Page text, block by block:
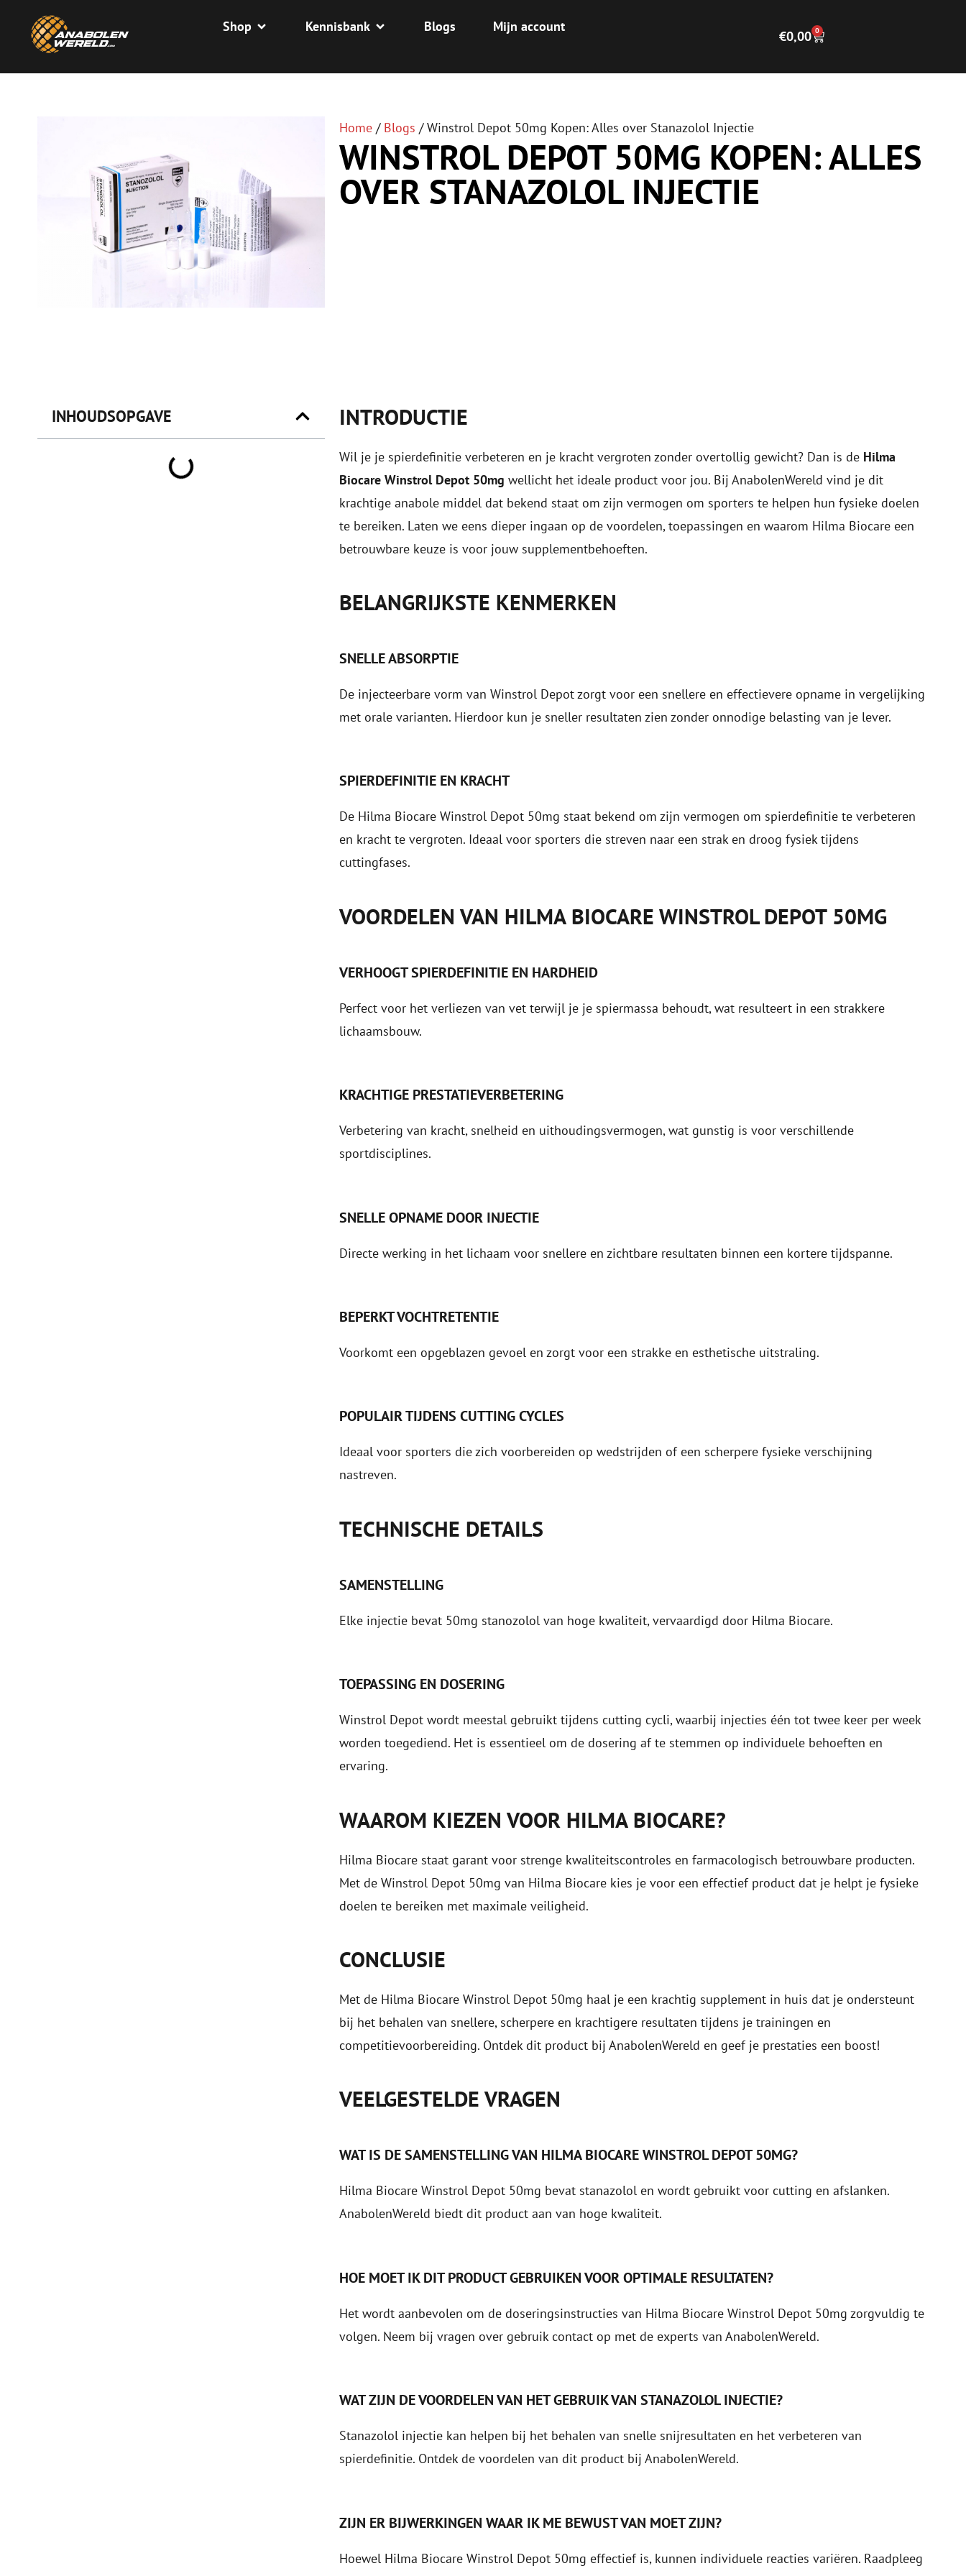
Shop Kennisbank Blogs Mijn account
€0,00 0
Home/ Blogs /Winstrol Depot 50mg Kopen: Alles over Stanazolol Injectie
WINSTROL DEPOT 50MG KOPEN: ALLES
OVER STANAZOLOL INJECTIE
INHOUDSOPGAVE INTRODUCTIE
Wil je je spierdefinitie verbeteren en je kracht vergroten zonder overtollig gewicht? Dan is de Hilma
Biocare Winstrol Depot 50mg wellicht het ideale product voor jou. Bij AnabolenWereld vind je dit
krachtige anabole middel dat bekend staat om zijn vermogen om sporters te helpen hun fysieke doelen
te bereiken. Laten we eens dieper ingaan op de voordelen, toepassingen en waarom Hilma Biocare een
betrouwbare keuze is voor jouw supplementbehoeften.
BELANGRIJKSTE KENMERKEN
SNELLE ABSORPTIE
De injecteerbare vorm van Winstrol Depot zorgt voor een snellere en effectievere opname in vergelijking
met orale varianten. Hierdoor kun je sneller resultaten zien zonder onnodige belasting van je lever.
SPIERDEFINITIE EN KRACHT
De Hilma Biocare Winstrol Depot 50mg staat bekend om zijn vermogen om spierdefinitie te verbeteren
en kracht te vergroten. Ideaal voor sporters die streven naar een strak en droog fysiek tijdens
cuttingfases.
VOORDELEN VAN HILMA BIOCARE WINSTROL DEPOT 50MG
VERHOOGT SPIERDEFINITIE EN HARDHEID
Perfect voor het verliezen van vet terwijl je je spiermassa behoudt, wat resulteert in een strakkere
lichaamsbouw.
KRACHTIGE PRESTATIEVERBETERING
Verbetering van kracht, snelheid en uithoudingsvermogen, wat gunstig is voor verschillende
sportdisciplines.
SNELLE OPNAME DOOR INJECTIE
Directe werking in het lichaam voor snellere en zichtbare resultaten binnen een kortere tijdspanne.
BEPERKT VOCHTRETENTIE
Voorkomt een opgeblazen gevoel en zorgt voor een strakke en esthetische uitstraling.
POPULAIR TIJDENS CUTTING CYCLES
Ideaal voor sporters die zich voorbereiden op wedstrijden of een scherpere fysieke verschijning
nastreven.
TECHNISCHE DETAILS
SAMENSTELLING
Elke injectie bevat 50mg stanozolol van hoge kwaliteit, vervaardigd door Hilma Biocare.
TOEPASSING EN DOSERING
Winstrol Depot wordt meestal gebruikt tijdens cutting cycli, waarbij injecties één tot twee keer per week
worden toegediend. Het is essentieel om de dosering af te stemmen op individuele behoeften en
ervaring.
WAAROM KIEZEN VOOR HILMA BIOCARE?
Hilma Biocare staat garant voor strenge kwaliteitscontroles en farmacologisch betrouwbare producten.
Met de Winstrol Depot 50mg van Hilma Biocare kies je voor een effectief product dat je helpt je fysieke
doelen te bereiken met maximale veiligheid.
CONCLUSIE
Met de Hilma Biocare Winstrol Depot 50mg haal je een krachtig supplement in huis dat je ondersteunt
bij het behalen van snellere, scherpere en krachtigere resultaten tijdens je trainingen en
competitievoorbereiding. Ontdek dit product bij AnabolenWereld en geef je prestaties een boost!
VEELGESTELDE VRAGEN
WAT IS DE SAMENSTELLING VAN HILMA BIOCARE WINSTROL DEPOT 50MG?
Hilma Biocare Winstrol Depot 50mg bevat stanazolol en wordt gebruikt voor cutting en afslanken.
AnabolenWereld biedt dit product aan van hoge kwaliteit.
HOE MOET IK DIT PRODUCT GEBRUIKEN VOOR OPTIMALE RESULTATEN?
Het wordt aanbevolen om de doseringsinstructies van Hilma Biocare Winstrol Depot 50mg zorgvuldig te
volgen. Neem bij vragen over gebruik contact op met de experts van AnabolenWereld.
WAT ZIJN DE VOORDELEN VAN HET GEBRUIK VAN STANAZOLOL INJECTIE?
Stanazolol injectie kan helpen bij het behalen van snelle snijresultaten en het verbeteren van
spierdefinitie. Ontdek de voordelen van dit product bij AnabolenWereld.
ZIJN ER BIJWERKINGEN WAAR IK ME BEWUST VAN MOET ZIJN?
Hoewel Hilma Biocare Winstrol Depot 50mg effectief is, kunnen individuele reacties variëren. Raadpleeg